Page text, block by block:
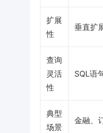
扩展
性
垂直扩
查询
灵活
性
SQL语
典型
场景
金融、